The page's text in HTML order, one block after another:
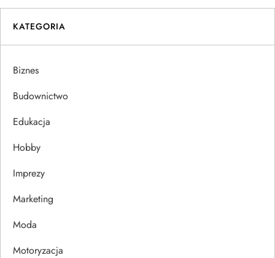
i
g
a
c
a
w
p
KATEGORIA
Biznes
Budownictwo
Edukacja
Hobby
Imprezy
Marketing
Moda
Motoryzacja